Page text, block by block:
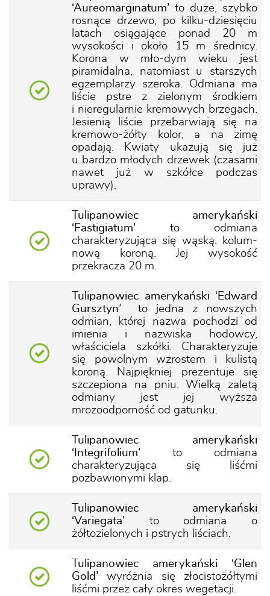
‘Aureomarginatum’ to duże, szybko
rosnące drzewo, po kilku-dziesięciu
latach osiągające ponad 20 m
wysokości i około 15 m średnicy.
Korona w mło-dym wieku jest
piramidalna, natomiast u starszych
egzemplarzy szeroka. Odmiana ma
liście pstre z zielonym środkiem
i nieregularnie kremowych brzegach.
Jesienią liście przebarwiają się na
kremowo-żółty kolor, a na zimę
opadają. Kwiaty ukazują się już
u bardzo młodych drzewek (czasami
nawet już w szkółce podczas
uprawy).
Tulipanowiec amerykański
‘Fastigiatum’ to odmiana
charakteryzująca się wąską, kolum-
nową koroną. Jej wysokość
przekracza 20 m.
Tulipanowiec amerykański ‘Edward
Gursztyn’ to jedna z nowszych
odmian, której nazwa pochodzi od
imienia i nazwiska hodowcy,
właściciela szkółki. Charakteryzuje
się powolnym wzrostem i kulistą
koroną. Najpiękniej prezentuje się
szczepiona na pniu. Wielką zaletą
odmiany jest jej wyższa
mrozoodporność od gatunku.
Tulipanowiec amerykański
‘Integrifolium’ to odmiana
charakteryzująca się liśćmi
pozbawionymi klap.
Tulipanowiec amerykański
‘Variegata’ to odmiana o
żółtozielonych i pstrych liściach.
Tulipanowiec amerykański ‘Glen
Gold’ wyróżnia się złocistożółtymi
liśćmi przez cały okres wegetacji.